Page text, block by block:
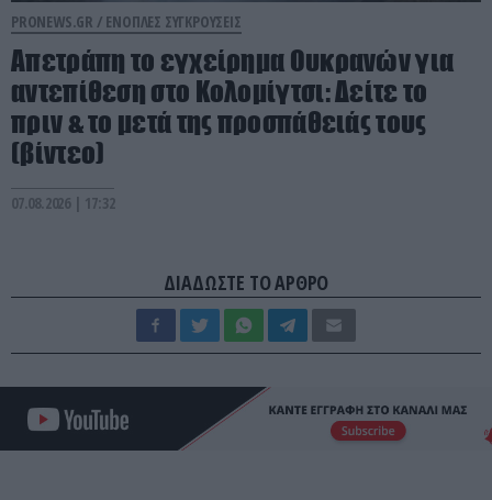
PRONEWS.GR / ΕΝΟΠΛΕΣ ΣΥΓΚΡΟΥΣΕΙΣ
Απετράπη το εγχείρημα Ουκρανών για
αντεπίθεση στο Κολομίγτσι: Δείτε το
πριν & το μετά της προσπάθειάς τους
(βίντεο)
07.08.2026 | 17:32
ΔΙΑΔΩΣΤΕ ΤΟ ΑΡΘΡΟ